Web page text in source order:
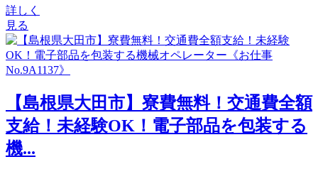
詳しく
見る
【島根県大田市】寮費無料！交通費全額
支給！未経験OK！電子部品を包装する
機...